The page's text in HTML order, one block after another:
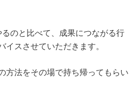
のと比べて、成果につながる行
スさせていただきます。
方法をその場で持ち帰ってもらい